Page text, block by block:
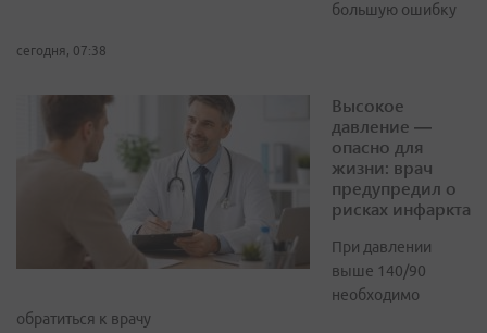
большую ошибку
сегодня, 07:38
Высокое
давление —
опасно для
жизни: врач
предупредил о
рисках инфаркта
При давлении
выше 140/90
необходимо
обратиться к врачу